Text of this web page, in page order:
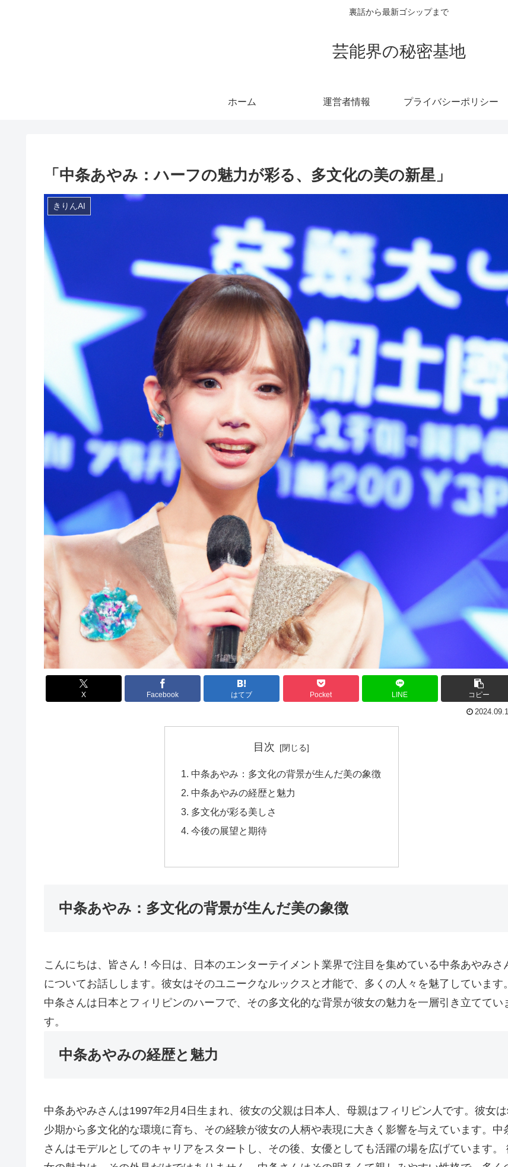
裏話から最新ゴシップまで
芸能界の秘密基地
ホーム 運営者情報 プライバシーポリシー
「中条あやみ：ハーフの魅力が彩る、多文化の美の新星」
きりんAI
X Facebook はてブ Pocket LINE コピー
目次
中条あやみ：多文化の背景が生んだ美の象徴
中条あやみの経歴と魅力
多文化が彩る美しさ
今後の展望と期待
中条あやみ：多文化の背景が生んだ美の象徴
こんにちは、皆さん！今日は、日本のエンターテイメント業界で注目を集めている中条あやみさ
についてお話しします。彼女はそのユニークなルックスと才能で、多くの人々を魅了しています。
中条さんは日本とフィリピンのハーフで、その多文化的な背景が彼女の魅力を一層引き立ててい
す。
中条あやみの経歴と魅力
中条あやみさんは1997年2月4日生まれ、彼女の父親は日本人、母親はフィリピン人です。彼女
少期から多文化的な環境に育ち、その経験が彼女の人柄や表現に大きく影響を与えています。中
さんはモデルとしてのキャリアをスタートし、その後、女優としても活躍の場を広げています。